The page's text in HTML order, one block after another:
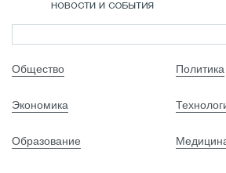
Общество Политика
Экономика
Образование